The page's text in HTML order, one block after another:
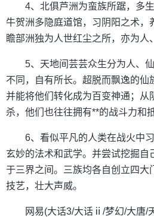
4、北俱芦洲为蛮族所踞，多
牛贺洲多隐庭道馆，习阴阳之术，
瞻部洲独为人世红尘之所，亦为人
5、天地间芸芸众生分为人、
不同，自有所长。超脱而飘逸的仙
并能将他们转化成为百变神通；从
杀，他们也往往拥有**的战斗力和
6、看似平凡的人类在战火中
玄妙的法术和武学。并尝试挖掘自
于三界之间。三族均各自创立四大
技艺，壮大声威。
网易(大话3/大话ⅱ/梦幻/大唐/